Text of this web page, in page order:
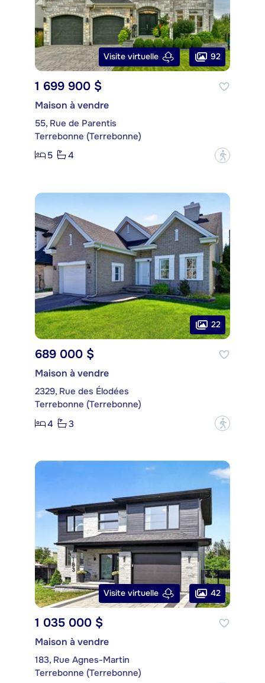
Visite virtuelle 92
1 699 900 $
Maison à vendre
55, Rue de Parentis
Terrebonne (Terrebonne)
5
4 ?
22
689 000 $
Maison à vendre
2329, Rue des Élodées
Terrebonne (Terrebonne)
4
3 ?
Visite virtuelle 42
1 035 000 $
Maison à vendre
183, Rue Agnes-Martin
Terrebonne (Terrebonne)